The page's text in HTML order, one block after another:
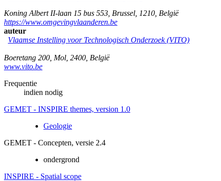
Koning Albert II-laan 15 bus 553 Brussel 1210 België
https://www.omgevingvlaanderen.be
auteur
Vlaamse Instelling voor Technologisch Onderzoek (VITO)
Boeretang 200 Mol 2400 België
www.vito.be
Frequentie
indien nodig
GEMET - INSPIRE themes, version 1.0
Geologie
GEMET - Concepten, versie 2.4
ondergrond
INSPIRE - Spatial scope